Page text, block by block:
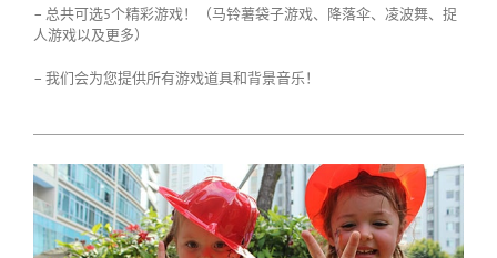
– 总共可选5个精彩游戏！（马铃薯袋子游戏、降落伞、凌波舞、捉
人游戏以及更多）
– 我们会为您提供所有游戏道具和背景音乐！